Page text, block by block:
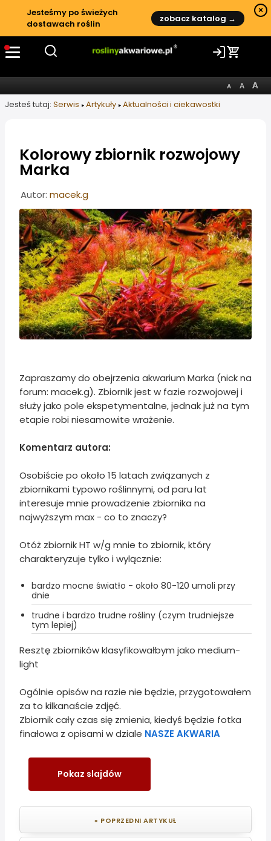
Jesteśmy po świeżych
dostawach roślin
zobacz katalog →
×
Jesteś tutaj: Serwis Artykuły Aktualności i ciekawostki
Kolorowy zbiornik rozwojowy
Marka
Informacje o artykule
Autor: macek.g
Zapraszamy do obejrzenia akwarium Marka (nick na
forum: macek.g). Zbiornik jest w fazie rozwojowej i
służy jako pole ekspetymentalne, jednak już na tym
etapie robi niesamowite wrażenie.
Komentarz autora:
Osobiście po około 15 latach związanych z
zbiornikami typowo roślinnymi, od paru lat
interesuje mnie prowadzenie zbiornika na
najwyższym max - co to znaczy?
Otóż zbiornik HT w/g mnie to zbiornik, który
charakteryzuje tylko i wylącznie:
bardzo mocne światło - około 80-120 umoli przy
dnie
trudne i bardzo trudne rośliny (czym trudniejsze
tym lepiej)
Resztę zbiorników klasyfikowałbym jako medium-
light
Ogólnie opisów na razie nie będzie, przygotowałem
za to kilkanaście zdjęć.
Zbiornik cały czas się zmienia, kiedyś będzie fotka
finałowa z opisami w dziale NASZE AKWARIA
Pokaz slajdów
« POPRZEDNI ARTYKUŁ